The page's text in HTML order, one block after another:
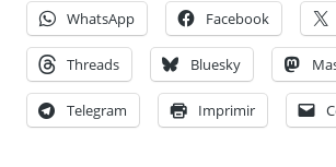
WhatsApp Facebook
Threads Bluesky
Telegram Imprimir